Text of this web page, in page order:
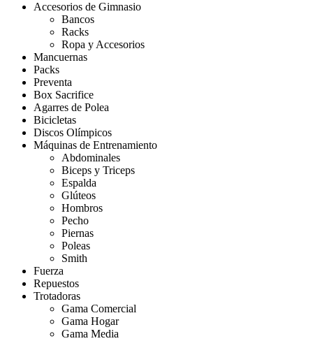
Accesorios de Gimnasio
Bancos
Racks
Ropa y Accesorios
Mancuernas
Packs
Preventa
Box Sacrifice
Agarres de Polea
Bicicletas
Discos Olímpicos
Máquinas de Entrenamiento
Abdominales
Biceps y Triceps
Espalda
Glúteos
Hombros
Pecho
Piernas
Poleas
Smith
Fuerza
Repuestos
Trotadoras
Gama Comercial
Gama Hogar
Gama Media